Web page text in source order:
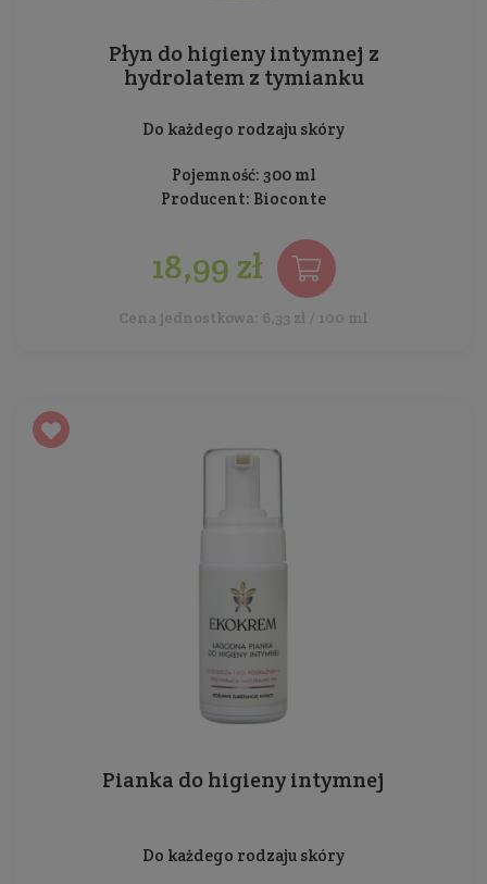
Płyn do higieny intymnej z
hydrolatem z tymianku
Do każdego rodzaju skóry
Pojemność: 300 ml
Producent: Bioconte
18,99 zł
Cena jednostkowa: 6,33 zł / 100 ml
Pianka do higieny intymnej
Do każdego rodzaju skóry